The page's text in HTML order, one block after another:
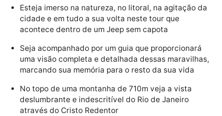
Esteja imerso na natureza, no litoral, na agitação da
cidade e em tudo a sua volta neste tour que
acontece dentro de um Jeep sem capota
Seja acompanhado por um guia que proporcionará
uma visão completa e detalhada dessas maravilhas,
marcando sua memória para o resto da sua vida
No topo de uma montanha de 710m veja a vista
deslumbrante e indescritível do Rio de Janeiro
através do Cristo Redentor